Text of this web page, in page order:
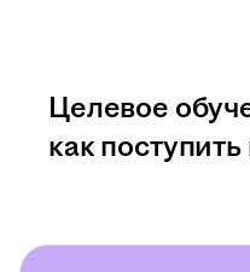
Целевое
как поступить